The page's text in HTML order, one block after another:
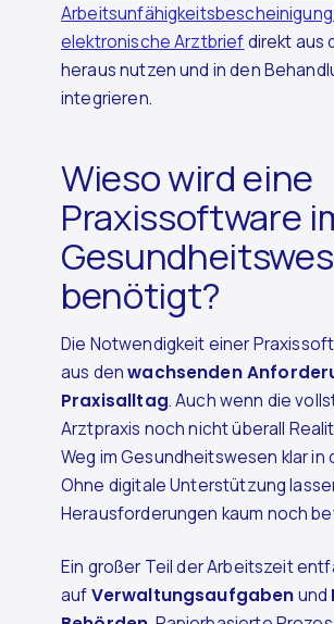
Arbeitsunfähigkeitsbescheinigung
elektronische Arztbriefdirekt aus
heraus nutzen und in den
integrieren.
Wieso wird eine
Praxissoftware
benötigt?
Die Notwendigkeit einer
aus denwachsenden
Praxisalltag. Auch wenn die
Arztpraxis noch nicht überall
Weg im Gesundheitswesen klar in
Ohne digitale Unterstützung
Herausforderungen kaum noch
Ein großer Teil der Arbeitszeit
aufVerwaltungsaufgabenund